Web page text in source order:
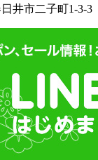
井市二子町1-3-3